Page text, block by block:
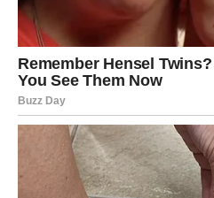
Pred vama su romantični
ŠKORPIJA
Finansijska prilika dolazi iz
nadate.
Ovo bi mogao biti početak